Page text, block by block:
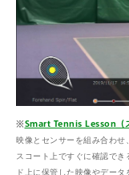
※Smart Tennis Lesson（ス
映像とセンサーを組み合わせ
スコート上ですぐに確認で
ド上に保管した映像やデー